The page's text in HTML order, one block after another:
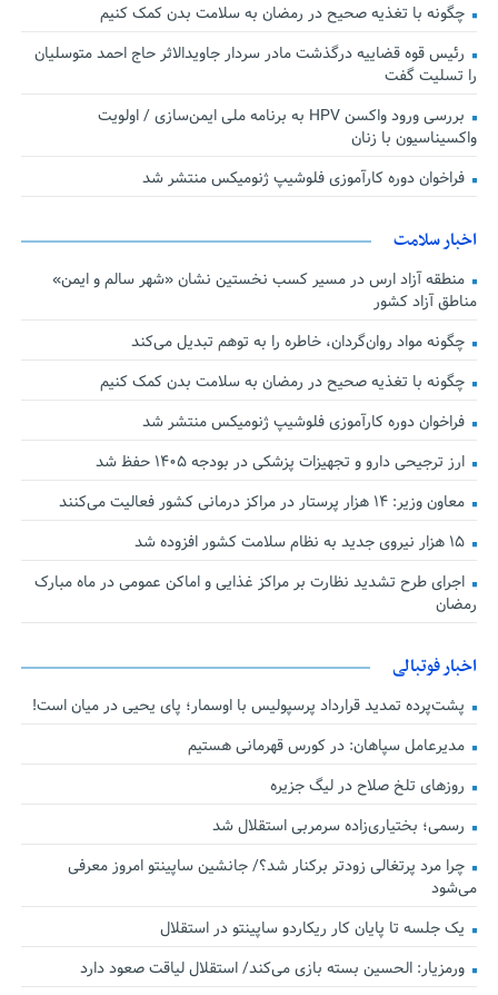
چگونه با تغذیه صحیح در رمضان به سلامت بدن کمک کنیم
رئیس قوه قضاییه درگذشت مادر سردار جاویدالاثر حاج احمد متوسلیان
را تسلیت گفت
بررسی ورود واکسن HPV به برنامه ملی ایمن‌سازی / اولویت
واکسیناسیون با زنان
فراخوان دوره کارآموزی فلوشیپ ژنومیکس منتشر شد
اخبار سلامت
منطقه آزاد ارس در مسیر کسب نخستین نشان «شهر سالم و ایمن»
مناطق آزاد کشور
چگونه مواد روان‌گردان، خاطره را به توهم تبدیل می‌کند
چگونه با تغذیه صحیح در رمضان به سلامت بدن کمک کنیم
فراخوان دوره کارآموزی فلوشیپ ژنومیکس منتشر شد
ارز ترجیحی دارو و تجهیزات پزشکی در بودجه ۱۴۰۵ حفظ شد
معاون وزیر: ۱۴ هزار پرستار در مراکز درمانی کشور فعالیت می‌کنند
۱۵ هزار نیروی جدید به نظام سلامت کشور افزوده شد
اجرای طرح تشدید نظارت بر مراکز غذایی و اماکن عمومی در ماه مبارک
رمضان
اخبار فوتبالی
پشت‌پرده تمدید قرارداد پرسپولیس با اوسمار؛ پای یحیی در میان است!
مدیرعامل سپاهان: در کورس قهرمانی هستیم
روزهای تلخ صلاح در لیگ جزیره
رسمی؛ بختیاری‌زاده سرمربی استقلال شد
چرا مرد پرتغالی زودتر برکنار شد؟/ جانشین ساپینتو امروز معرفی
می‌شود
یک جلسه تا پایان کار ریکاردو ساپینتو در استقلال
ورمزیار: الحسین بسته بازی می‌کند/ استقلال لیاقت صعود دارد